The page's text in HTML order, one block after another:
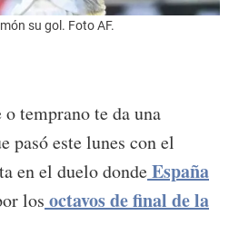
su gol. Foto AF.
temprano te da una
pasó este lunes con el
en el duelo dondeEspaña
los octavos de final de la